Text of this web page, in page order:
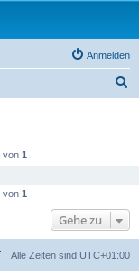
Anmelden
von 1
von 1
Gehe zu
Alle Zeiten sind UTC+01:00